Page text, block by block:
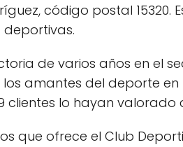
código postal
de varios años en el
amantes del deporte
clientes lo hayan valorado
que ofrece el Club